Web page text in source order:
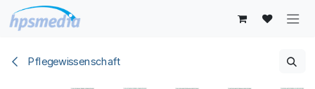
Zum Inhalt springen
Pflegewissenschaft